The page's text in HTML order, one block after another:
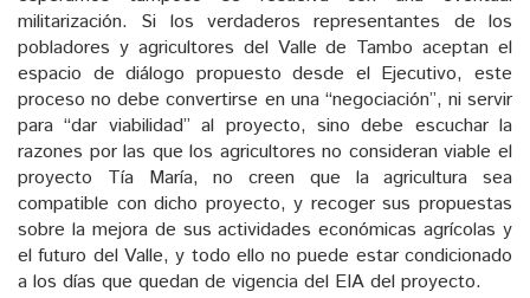
militarización. Si los verdaderos representantes de los
pobladores y agricultores del Valle de Tambo aceptan el
espacio de diálogo propuesto desde el Ejecutivo, este
proceso no debe convertirse en una “negociación”, ni servir
para “dar viabilidad” al proyecto, sino debe escuchar la
razones por las que los agricultores no consideran viable el
proyecto Tía María, no creen que la agricultura sea
compatible con dicho proyecto, y recoger sus propuestas
sobre la mejora de sus actividades económicas agrícolas y
el futuro del Valle, y todo ello no puede estar condicionado
a los días que quedan de vigencia del EIA del proyecto.